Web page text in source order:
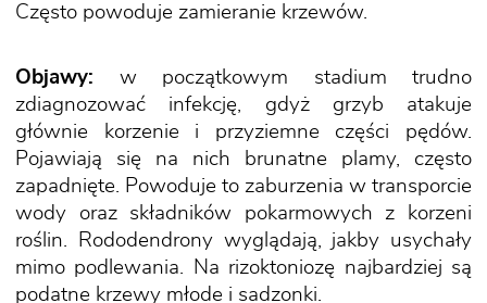
Często powoduje zamieranie krzewów.
Objawy: w początkowym stadium trudno
zdiagnozować infekcję, gdyż grzyb atakuje
głównie korzenie i przyziemne części pędów.
Pojawiają się na nich brunatne plamy, często
zapadnięte. Powoduje to zaburzenia w transporcie
wody oraz składników pokarmowych z korzeni
roślin. Rododendrony wyglądają, jakby usychały
mimo podlewania. Na rizoktoniozę najbardziej są
podatne krzewy młode i sadzonki.